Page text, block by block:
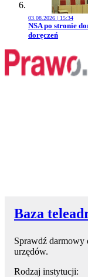
03.08.2026 | 15:34
Przejdź do
NSA po stronie
doręczeń
Baza
Sprawdź darmowy
urzędów.
Rodzaj instytucji: